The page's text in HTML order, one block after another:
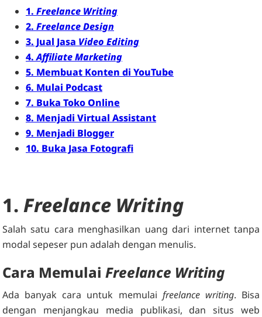
1. Freelance Writing
2. Freelance Design
3. Jual Jasa Video Editing
4.Affiliate Marketing
5. Membuat Konten di YouTube
6. Mulai Podcast
7. Buka Toko Online
8. Menjadi Virtual Assistant
9. Menjadi Blogger
10. Buka Jasa Fotografi
1. Freelance Writing
Salah satu cara menghasilkan uang dari internet tanpa
modal sepeser pun adalah dengan menulis.
Cara Memulai Freelance Writing
Ada banyak cara untuk memulai freelance writing. Bisa
dengan menjangkau media publikasi, dan situs web